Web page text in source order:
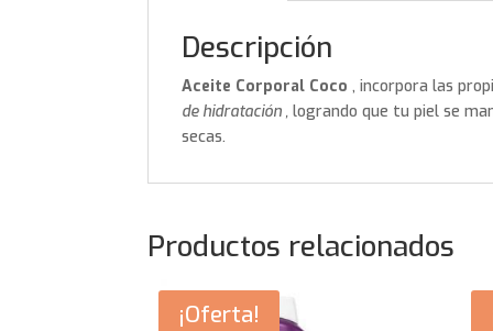
Descripción
Aceite Corporal Coco , incorpora las
de hidratación , logrando que tu piel se
secas.
Productos relacionados
¡Oferta!